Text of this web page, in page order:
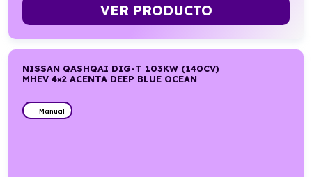
VER PRODUCTO
NISSAN QASHQAI DIG-T 103KW (140CV)
MHEV 4×2 ACENTA DEEP BLUE OCEAN
Manual